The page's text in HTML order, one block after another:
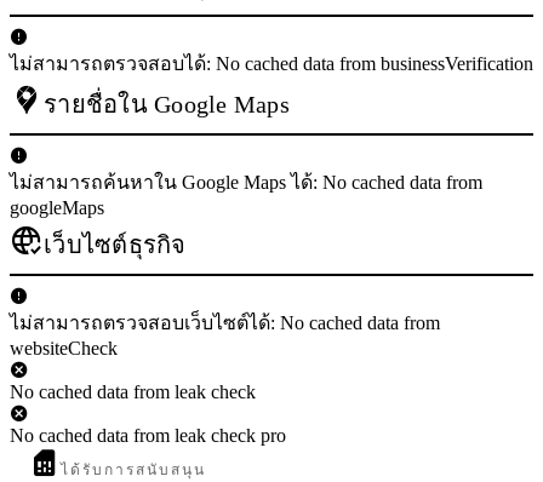
ไม่สามารถตรวจสอบได้: No cached data from businessVerification
รายชื่อใน Google Maps
ไม่สามารถค้นหาใน Google Maps ได้: No cached data from
googleMaps
เว็บไซต์ธุรกิจ
ไม่สามารถตรวจสอบเว็บไซต์ได้: No cached data from
websiteCheck
No cached data from leak check
No cached data from leak check pro
ได้รับการสนับสนุน